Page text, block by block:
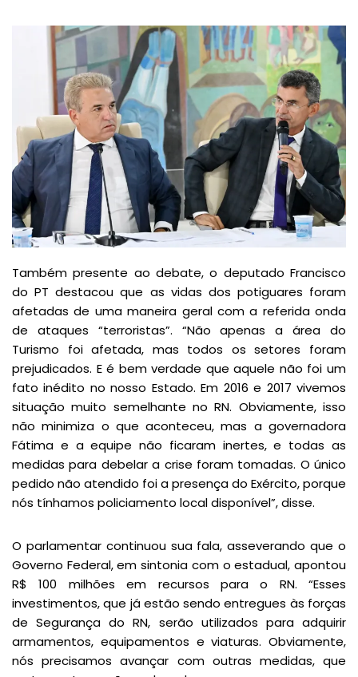
Também presente ao debate, o deputado Francisco
do PT destacou que as vidas dos potiguares foram
afetadas de uma maneira geral com a referida onda
de ataques “terroristas”. “Não apenas a área do
Turismo foi afetada, mas todos os setores foram
prejudicados. E é bem verdade que aquele não foi um
fato inédito no nosso Estado. Em 2016 e 2017 vivemos
situação muito semelhante no RN. Obviamente, isso
não minimiza o que aconteceu, mas a governadora
Fátima e a equipe não ficaram inertes, e todas as
medidas para debelar a crise foram tomadas. O único
pedido não atendido foi a presença do Exército, porque
nós tínhamos policiamento local disponível”, disse.
O parlamentar continuou sua fala, asseverando que o
Governo Federal, em sintonia com o estadual, apontou
R$ 100 milhões em recursos para o RN. “Esses
investimentos, que já estão sendo entregues às forças
de Segurança do RN, serão utilizados para adquirir
armamentos, equipamentos e viaturas. Obviamente,
nós precisamos avançar com outras medidas, que